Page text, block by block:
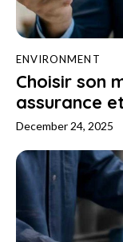
ENVIRONMENT
Choisir son
assurance
December 24, 2025